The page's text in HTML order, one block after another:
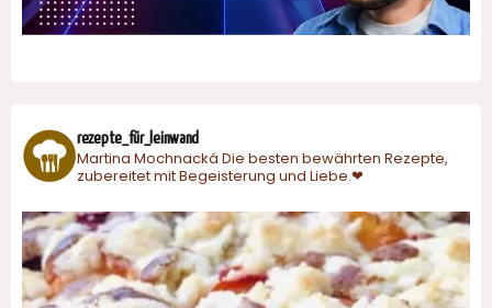
rezepte_für_leinwand
Martina Mochnacká Die besten bewährten Rezepte,
zubereitet mit Begeisterung und Liebe.❤